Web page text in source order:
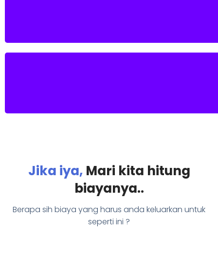
Jika iya,Mari kita hitung
biayanya..
Berapa sih biaya yang harus anda keluarkan untuk
seperti ini ?